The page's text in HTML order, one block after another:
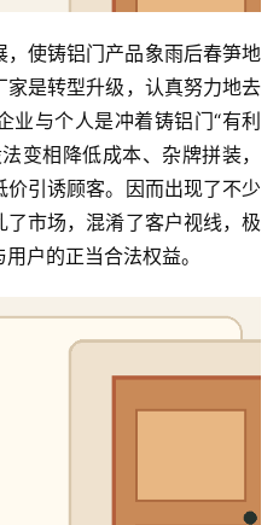
使铸铝门产品象雨后春笋地
是转型升级，认真努力地去
业与个人是冲着铸铝门“有利
变相降低成本、杂牌拼装，
引诱顾客。因而出现了不少
市场，混淆了客户视线，极
户的正当合法权益。